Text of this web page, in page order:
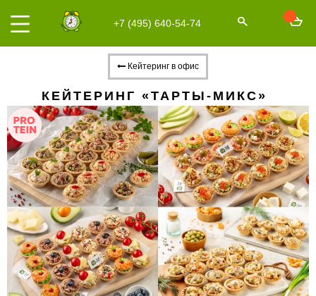
+7 (495) 640-54-74
Кейтеринг в офис
КЕЙТЕРИНГ «ТАРТЫ-МИКС»